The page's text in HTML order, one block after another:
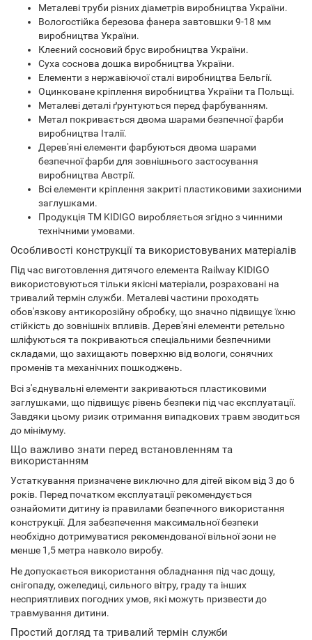
Металеві труби різних діаметрів виробництва України.
Вологостійка березова фанера завтовшки 9-18 мм
виробництва України.
Клеєний сосновий брус виробництва України.
Суха соснова дошка виробництва України.
Елементи з нержавіючої сталі виробництва Бельгії.
Оцинковане кріплення виробництва України та Польщі.
Металеві деталі ґрунтуються перед фарбуванням.
Метал покривається двома шарами безпечної фарби
виробництва Італії.
Дерев'яні елементи фарбуються двома шарами
безпечної фарби для зовнішнього застосування
виробництва Австрії.
Всі елементи кріплення закриті пластиковими захисними
заглушками.
Продукція ТМ KIDIGO виробляється згідно з чинними
технічними умовами.
Особливості конструкції та використовуваних матеріалів
Під час виготовлення дитячого елемента Railway KIDIGO
використовуються тільки якісні матеріали, розраховані на
тривалий термін служби. Металеві частини проходять
обов'язкову антикорозійну обробку, що значно підвищує їхню
стійкість до зовнішніх впливів. Дерев'яні елементи ретельно
шліфуються та покриваються спеціальними безпечними
складами, що захищають поверхню від вологи, сонячних
променів та механічних пошкоджень.
Всі з'єднувальні елементи закриваються пластиковими
заглушками, що підвищує рівень безпеки під час експлуатації.
Завдяки цьому ризик отримання випадкових травм зводиться
до мінімуму.
Що важливо знати перед встановленням та
використанням
Устаткування призначене виключно для дітей віком від 3 до 6
років. Перед початком експлуатації рекомендується
ознайомити дитину із правилами безпечного використання
конструкції. Для забезпечення максимальної безпеки
необхідно дотримуватися рекомендованої вільної зони не
менше 1,5 метра навколо виробу.
Не допускається використання обладнання під час дощу,
снігопаду, ожеледиці, сильного вітру, граду та інших
несприятливих погодних умов, які можуть призвести до
травмування дитини.
Простий догляд та тривалий термін служби